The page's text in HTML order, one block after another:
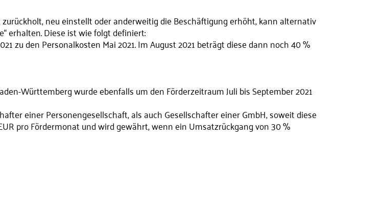
neu einstellt oder anderweitig die Beschäftigung erhöht, kann alternativ
erhalten. Diese ist wie folgt definiert:
zu den Personalkosten Mai 2021. Im August 2021 beträgt diese dann noch 40 %
Württemberg wurde ebenfalls um den Förderzeitraum Juli bis September 2021
einer Personengesellschaft, als auch Gesellschafter einer GmbH, soweit diese
pro Fördermonat und wird gewährt, wenn ein Umsatzrückgang von 30 %